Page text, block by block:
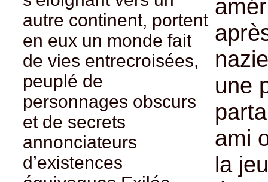
autre continent, portent
en eux un monde fait
de vies entrecroisées,
peuplé de
personnages obscurs
et de secrets
annonciateurs
d’existences
une
ami
la